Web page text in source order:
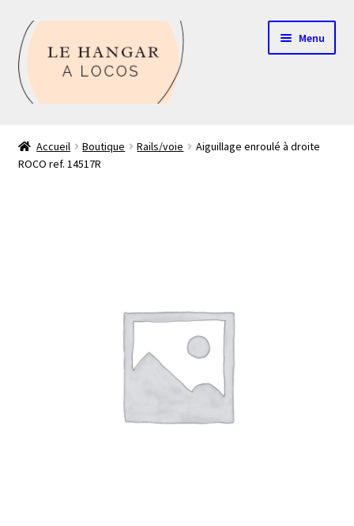
Aller
à
la
navigation
Aller
au
contenu
Menu
Boutique
Accueil Boutique Rails/voie
Aiguillage enroulé à droite
ROCO ref. 14517R